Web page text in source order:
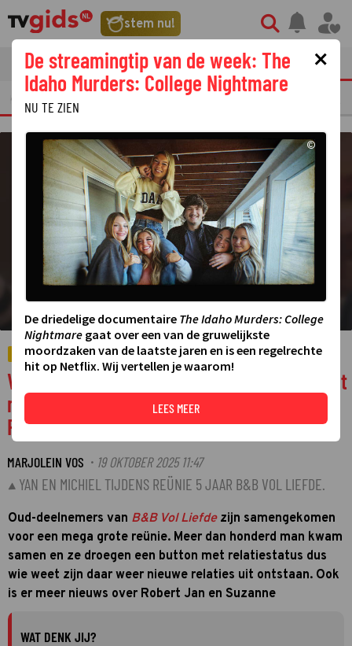
stem nu!
tvgids streaming nieuws
TV FRAGMENTEN AMUSEMENT
©
VIDEO
Video: B&B Vol Liefde-reünie gehouden met
meer dan honderd man en update over
Robert Jan
MARJOLEIN VOS · 19 OKTOBER 2025 11:47
YAN EN MICHIEL TIJDENS REÜNIE 5 JAAR B&B VOL LIEFDE.
Oud-deelnemers van B&B Vol Liefdezijn samengekomen
voor een mega grote reünie. Meer dan honderd man kwam
samen en ze droegen een button met relatiestatus dus
wie weet zijn daar weer nieuwe relaties uit ontstaan. Ook
is er meer nieuws over Robert Jan en Suzanne
WAT DENK JIJ?
×
De streamingtip van de week: The
Idaho Murders: College Nightmare
NU TE ZIEN
©
De driedelige documentaire The Idaho Murders: College
Nightmare gaat over een van de gruwelijkste
moordzaken van de laatste jaren en is een regelrechte
hit op Netflix. Wij vertellen je waarom!
LEES MEER